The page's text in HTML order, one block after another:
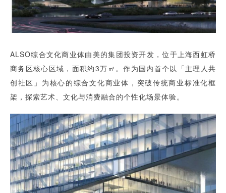
ALSO综合文化商业体由美的集团投资开发，位于上海西虹桥
商务区核心区域，面积约3万㎡。作为国内首个以「主理人共
创社区」为核心的综合文化商业体，突破传统商业标准化框
架，探索艺术、文化与消费融合的个性化场景体验。